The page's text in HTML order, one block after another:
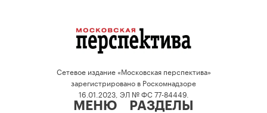
Сетевое издание «Московская перспектива»
зарегистрировано в Роскомнадзоре
16.01.2023, ЭЛ № ФС 77-84449.
МЕНЮ РАЗДЕЛЫ